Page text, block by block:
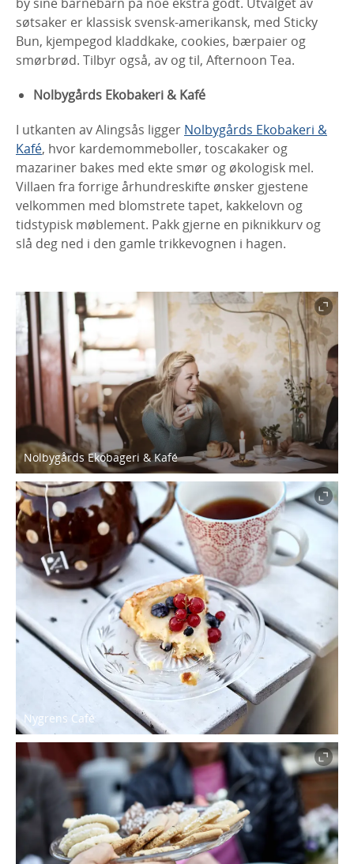
søtsaker er klassisk svensk-amerikansk, med Sticky
Bun, kjempegod kladdkake, cookies, bærpaier og
smørbrød. Tilbyr også, av og til, Afternoon Tea.
Nolbygårds Ekobakeri & Kafé
I utkanten av Alingsås ligger Nolbygårds Ekobakeri &
Kafé, hvor kardemommeboller, toscakaker og
mazariner bakes med ekte smør og økologisk mel.
Villaen fra forrige århundreskifte ønsker gjestene
velkommen med blomstrete tapet, kakkelovn og
tidstypisk møblement. Pakk gjerne en piknikkurv og
slå deg ned i den gamle trikkevognen i hagen.
Nolbygårds Ekobageri & Kafé
Nygrens Café